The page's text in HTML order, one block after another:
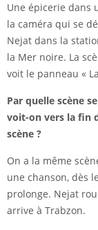
Une épicerie dans
la caméra qui se
Nejat dans la
la Mer noire. La
voit le panneau «
Par quelle scène
voit-on vers la fin
scène ?
On a la même
une chanson, dès
prolonge. Nejat
arrive à Trabzon.